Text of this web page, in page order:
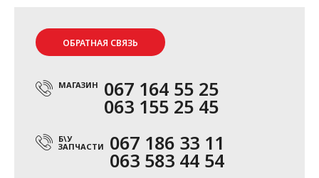
ОБРАТНАЯ СВЯЗЬ
МАГАЗИН 067 164 55 25
063 155 25 45
Б\У
ЗАПЧАСТИ 067 186 33 11
063 583 44 54